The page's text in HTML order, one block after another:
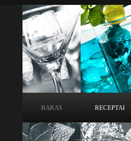
BARAS RECEPTAI